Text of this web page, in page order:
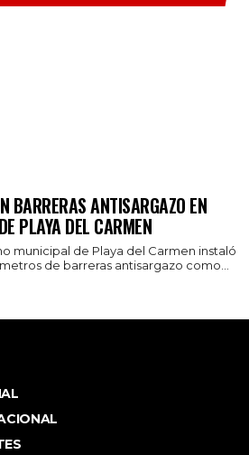
BARRERAS ANTISARGAZO EN
PLAYA DEL CARMEN
municipal de Playa del Carmen instaló
de barreras antisargazo como...